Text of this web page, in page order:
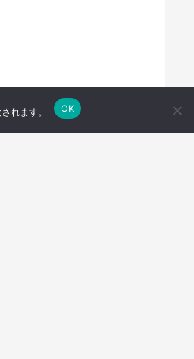
れます。 OK